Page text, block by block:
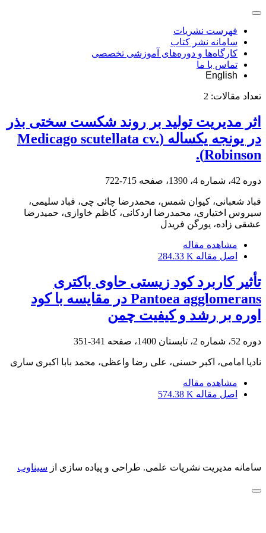
فهرست نشریات
سامانه نشر کتاب
کارگاه‌ها و دوره‌های آموزشی تخصصی
تماس با ما
English
تعداد مقالات: 2
اثر مدیریت تولید بر روند شکست سختی بذر
در یونجه یکساله (Medicago scutellata cv.
Robinson).
دوره 42، شماره 4، 1390، صفحه 715-722
قباد شعبانی، کیوان شمس، محمدرضا چائی چی، قباد سلیمی،
سیروس اختیاری، محمدرضا اردکانی، کاظم خاوازی، حمیدرضا
عشقی زاده، یورگن فریدل
مشاهده مقاله
اصل مقاله 284.33 K
تأثیر کاربرد کود زیستی حاوی باکتری
‏Pantoea agglomerans‏ در مقایسه با کود
اوره بر رشد و ‏کیفیت چمن
دوره 52، شماره 2، تابستان 1400، صفحه 341-351
نادیا امامی، اکبر حسنی، علی رضا واعظی، محمد بابا اکبری ساری
مشاهده مقاله
اصل مقاله 574.38 K
سامانه مدیریت نشریات علمی. طراحی و پیاده سازی از سیناوب